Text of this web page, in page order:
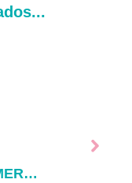
SHAMPOO DE ROMERO SIN SAL X 500 ML